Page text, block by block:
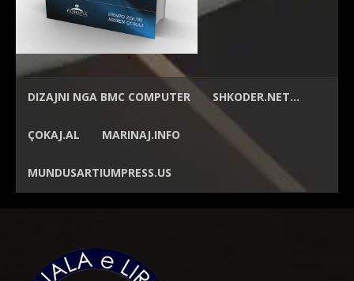
DIZAJNI NGA BMC COMPUTER SHKODER.NET…
ÇOKAJ.AL MARINAJ.INFO
MUNDUSARTIUMPRESS.US